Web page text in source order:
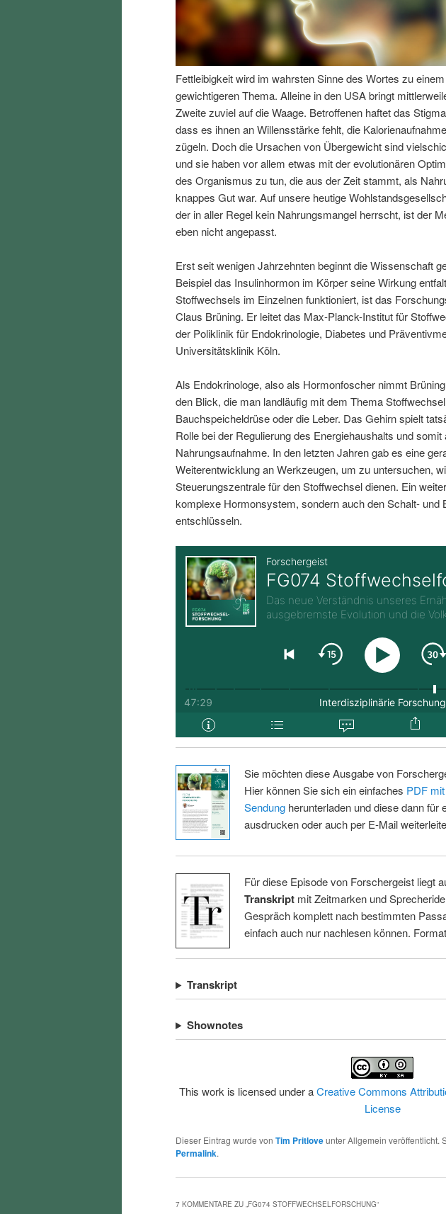
n
t
s
p
r
i
g
e
n
n
h
a
l
t
s
p
i
n
g
e
Fettleibigkeit wird im wahrsten Sinne des Wortes zu
gewichtigeren Thema. Alleine in den USA bringt
Zweite zuviel auf die Waage. Betroffenen haftet das
dass es ihnen an Willensstärke fehlt, die
zügeln. Doch die Ursachen von Übergewicht sind
und sie haben vor allem etwas mit der evolutionären
des Organismus zu tun, die aus der Zeit stammt, als
knappes Gut war. Auf unsere heutige
der in aller Regel kein Nahrungsmangel herrscht, ist der
eben nicht angepasst.
Erst seit wenigen Jahrzehnten beginnt die Wissenschaft
Beispiel das Insulinhormon im Körper seine Wirkung
Stoffwechsels im Einzelnen funktioniert, ist das
Claus Brüning. Er leitet das Max-Planck-Institut für
der Poliklinik für Endokrinologie, Diabetes und
Universitätsklinik Köln.
Als Endokrinologe, also als Hormonfoscher nimmt
den Blick, die man landläufig mit dem Thema
Bauchspeicheldrüse oder die Leber. Das Gehirn spielt
Rolle bei der Regulierung des Energiehaushalts und somit
Nahrungsaufnahme. In den letzten Jahren gab es eine
Weiterentwicklung an Werkzeugen, um zu untersuchen,
Steuerungszentrale für den Stoffwechsel dienen. Ein
komplexe Hormonsystem, sondern auch den Schalt- und
entschlüsseln.
Sie möchten diese Ausgabe von
Hier können Sie sich ein einfaches PDF
Sendungherunterladen und diese dann für
ausdrucken oder auch per E-Mail
Für diese Episode von Forschergeist liegt
Transkriptmit Zeitmarken und
Gespräch komplett nach bestimmten
einfach auch nur nachlesen können.
Transkript
Shownotes
This work is licensed under aCreative Commons
License
Dieser Eintrag wurde von Tim Pritloveunter Allgemein veröffentlicht.
Permalink.
7 KOMMENTARE ZU „FG074 STOFFWECHSELFORSCHUNG“